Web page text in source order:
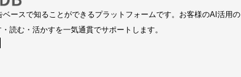
ースで知ることができるプラットフォームです。お客様のAI活用の
読む・活かすを一気通貫でサポートします。